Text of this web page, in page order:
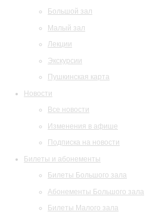
Большой зал
Малый зал
Лекции
Экскурсии
Пушкинская карта
Новости
Все новости
Изменения в афише
Подписка на новости
Билеты и абонементы
Билеты Большого зала
Абонементы Большого зала
Билеты Малого зала